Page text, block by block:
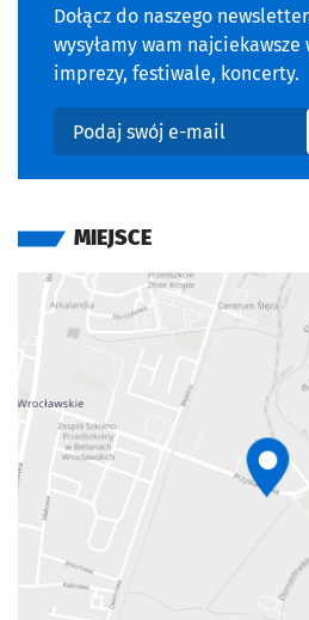
Dołącz do naszego
wysyłamy wam najciekawsze
imprezy, festiwale, koncerty.
Podaj swój e-mail
MIEJSCE